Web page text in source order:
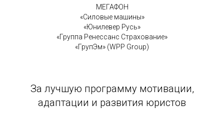
МЕГАФОН
«Силовые машины»
«Юнилевер Русь»
«Группа Ренессанс Страхование»
«ГрупЭм» (WPP Group)
За лучшую программу мотивации,
адаптации и развития юристов